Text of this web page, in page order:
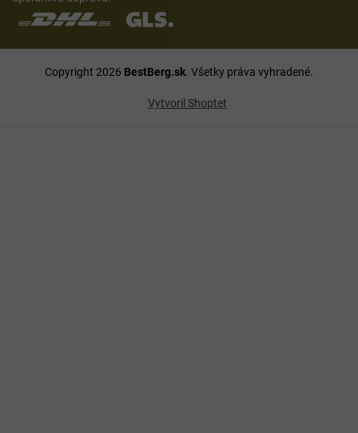
Vytvoril Shoptet
Copyright 2026 BestBerg.sk. Všetky práva vyhradené.